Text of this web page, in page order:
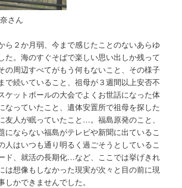
さん
ら２か月弱、今まで感じたことのないあらゆ
た。海のすぐそばで楽しい思い出しか残って
の周辺すべてがもう何もないこと、その様子
で続いていること、祖母が３週間以上安否不
ケットボールの大会でよくお世話になった体
なっていたこと、遺体安置所で祖母を探した
友人が眠っていたこと…。福島原発のこと、
にならない福島がテレビや新聞に出ているこ
人はいつも通り明るく過ごそうとしているこ
ド、就活の長期化…など、ここでは挙げきれ
は想像もしなかった現実が次々と目の前に現
かできませんでした。